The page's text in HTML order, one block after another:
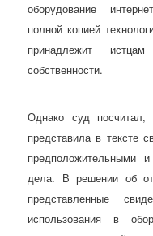
оборудование
полной копией
принадлежит
собственности.
Однако суд посчитал,
представила в тексте
предположительными
дела. В решении об
представленные
использования в